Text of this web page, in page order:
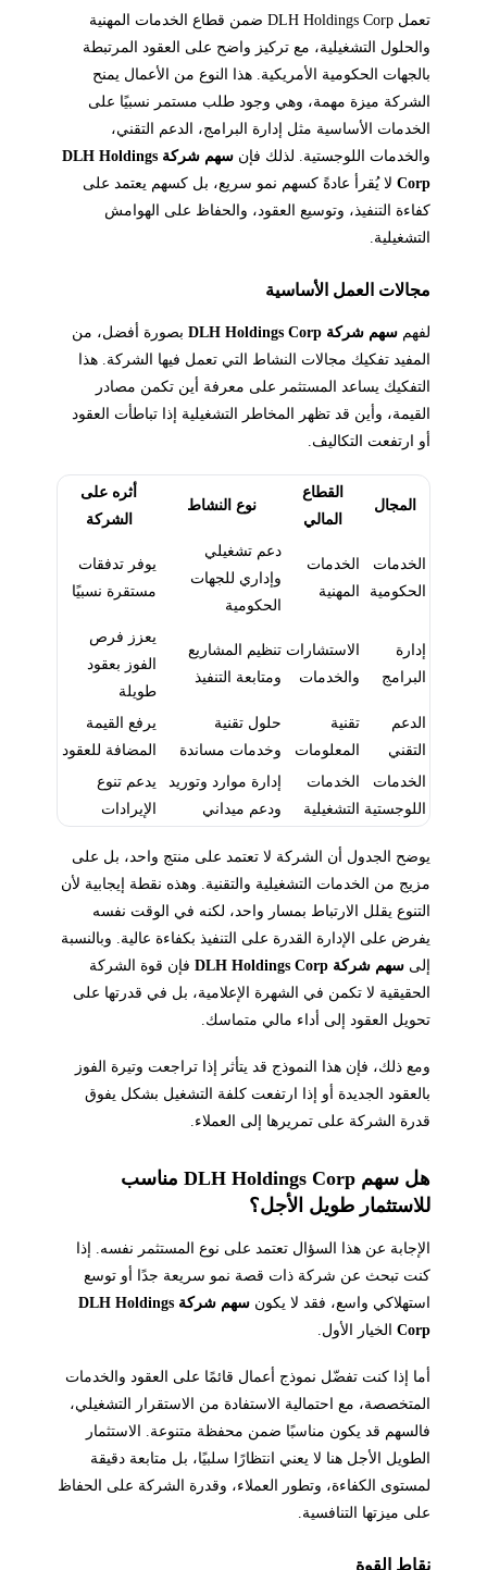
تعمل DLH Holdings Corp ضمن قطاع الخدمات المهنية
والحلول التشغيلية، مع تركيز واضح على العقود المرتبطة
بالجهات الحكومية الأمريكية. هذا النوع من الأعمال يمنح
الشركة ميزة مهمة، وهي وجود طلب مستمر نسبيًا على
الخدمات الأساسية مثل إدارة البرامج، الدعم التقني،
والخدمات اللوجستية. لذلك فإن
سهم شركة DLH Holdings
Corpلا يُقرأ عادةً كسهم نمو سريع، بل كسهم يعتمد على
كفاءة التنفيذ، وتوسيع العقود، والحفاظ على الهوامش
التشغيلية.
مجالات العمل الأساسية
لفهم سهم شركة DLH Holdings Corp
بصورة أفضل، من
المفيد تفكيك مجالات النشاط التي تعمل فيها الشركة. هذا
التفكيك يساعد المستثمر على معرفة أين تكمن مصادر
القيمة، وأين قد تظهر المخاطر التشغيلية إذا تباطأت العقود
أو ارتفعت التكاليف.
المجال
القطاع
المالي
نوع النشاط
أثره على
الشركة
الخدمات
الحكومية
الخدمات
المهنية
دعم تشغيلي
وإداري للجهات
الحكومية
يوفر تدفقات
مستقرة نسبيًا
إدارة
البرامج
الاستشارات
والخدمات
تنظيم المشاريع
ومتابعة التنفيذ
يعزز فرص
الفوز بعقود
طويلة
الدعم
التقني
تقنية
المعلومات
حلول تقنية
وخدمات مساندة
يرفع القيمة
المضافة للعقود
الخدمات
اللوجستية
الخدمات
التشغيلية
إدارة موارد وتوريد
ودعم ميداني
يدعم تنوع
الإيرادات
يوضح الجدول أن الشركة لا تعتمد على منتج واحد، بل على
مزيج من الخدمات التشغيلية والتقنية. وهذه نقطة إيجابية لأن
التنوع يقلل الارتباط بمسار واحد، لكنه في الوقت نفسه
يفرض على الإدارة القدرة على التنفيذ بكفاءة عالية. وبالنسبة
إلى سهم شركة DLH Holdings Corp
فإن قوة الشركة
الحقيقية لا تكمن في الشهرة الإعلامية، بل في قدرتها على
تحويل العقود إلى أداء مالي متماسك.
ومع ذلك، فإن هذا النموذج قد يتأثر إذا تراجعت وتيرة الفوز
بالعقود الجديدة أو إذا ارتفعت كلفة التشغيل بشكل يفوق
قدرة الشركة على تمريرها إلى العملاء.
هل سهم DLH Holdings Corp مناسب
للاستثمار طويل الأجل؟
الإجابة عن هذا السؤال تعتمد على نوع المستثمر نفسه. إذا
كنت تبحث عن شركة ذات قصة نمو سريعة جدًا أو توسع
استهلاكي واسع، فقد لا يكون
سهم شركة DLH Holdings
Corpالخيار الأول.
أما إذا كنت تفضّل نموذج أعمال قائمًا على العقود والخدمات
المتخصصة، مع احتمالية الاستفادة من الاستقرار التشغيلي،
فالسهم قد يكون مناسبًا ضمن محفظة متنوعة. الاستثمار
الطويل الأجل هنا لا يعني انتظارًا سلبيًا، بل متابعة دقيقة
لمستوى الكفاءة، وتطور العملاء، وقدرة الشركة على الحفاظ
على ميزتها التنافسية.
نقاط القوة